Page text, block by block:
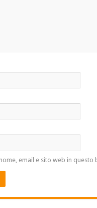
email e sito web in